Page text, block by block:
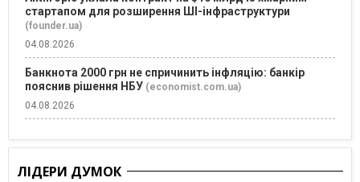
стартапом для розширення ШІ-інфраструктури
(founder.ua)
04.08.2026
Банкнота 2000 грн не спричинить інфляцію: банкір
пояснив рішення НБУ (economist.com.ua)
04.08.2026
ЛІДЕРИ ДУМОК